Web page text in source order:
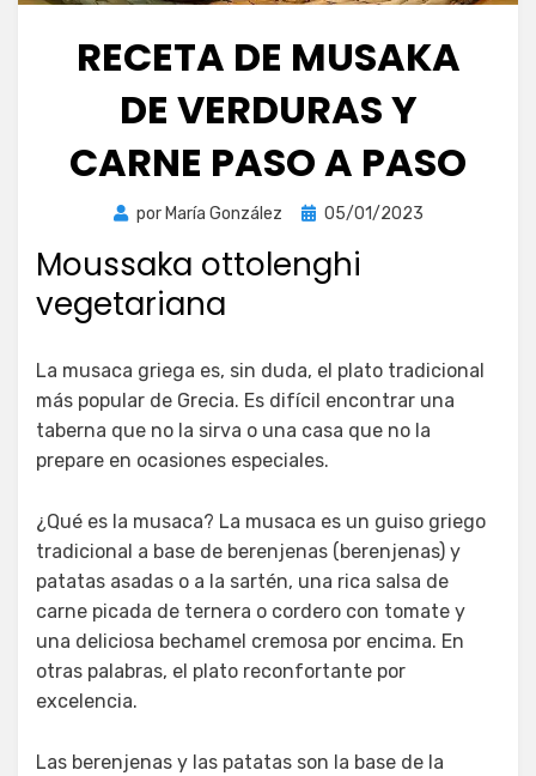
RECETA DE MUSAKA
DE VERDURAS Y
CARNE PASO A PASO
por María González
Publicada
05/01/2023
Moussaka ottolenghi
vegetariana
La musaca griega es, sin duda, el plato tradicional
más popular de Grecia. Es difícil encontrar una
taberna que no la sirva o una casa que no la
prepare en ocasiones especiales.
¿Qué es la musaca? La musaca es un guiso griego
tradicional a base de berenjenas (berenjenas) y
patatas asadas o a la sartén, una rica salsa de
carne picada de ternera o cordero con tomate y
una deliciosa bechamel cremosa por encima. En
otras palabras, el plato reconfortante por
excelencia.
Las berenjenas y las patatas son la base de la